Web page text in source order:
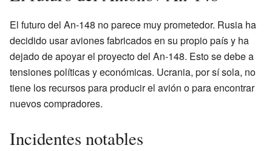
El futuro del An-148 no parece muy prometedor. Rusia ha
decidido usar aviones fabricados en su propio país y ha
dejado de apoyar el proyecto del An-148. Esto se debe a
tensiones políticas y económicas. Ucrania, por sí sola, no
tiene los recursos para producir el avión o para encontrar
nuevos compradores.
Incidentes notables